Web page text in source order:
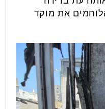
את מוקד